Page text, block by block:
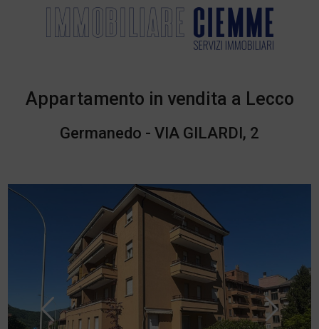
Appartamento in vendita a Lecco
Germanedo - VIA GILARDI, 2